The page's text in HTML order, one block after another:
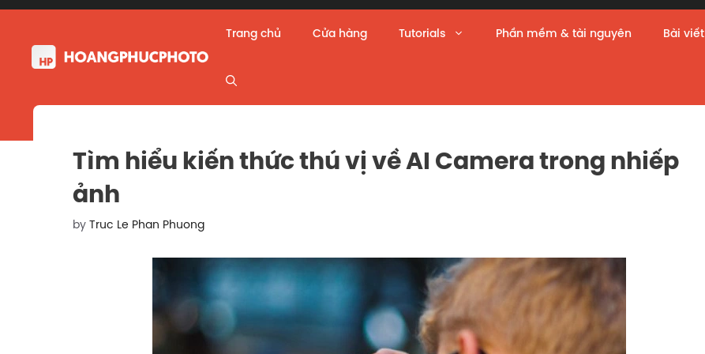
Skip
content
Trang chủ Cửa hàng Tutorials Phần mềm & tài nguyên Bài viết
Tìm hiểu kiến thức thú vị về AI Camera trong nhiếp
ảnh
by Truc Le Phan Phuong